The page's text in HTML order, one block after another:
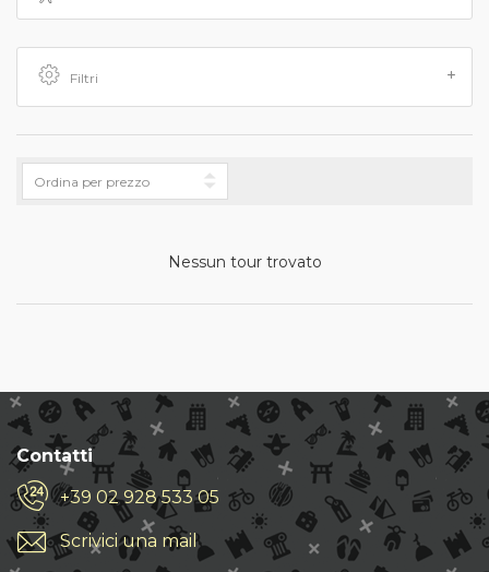
Filtri
Nessun tour trovato
Contatti
+39 02 928 533 05
Scrivici una mail